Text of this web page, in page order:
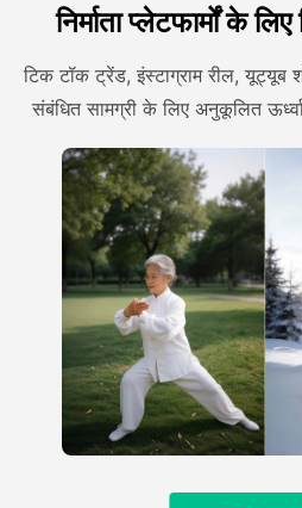
निर्माता प्लेटफार्मों के
टिक टॉक ट्रेंड, इंस्टाग्राम रील, यूट्यूब
संबंधित सामग्री के लिए अनुकूलित